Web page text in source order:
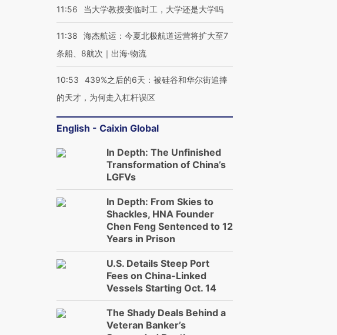
11:56 当大学教授变临时工，大学还是大学吗
11:38
海杰航运：今夏北极航道运营将扩大至7
条船、8航次｜出海·物流
10:53
439%之后的6天：被硅谷和华尔街追捧
的天才，为何走入杠杆误区
English - Caixin Global
In Depth: The Unfinished
Transformation of China’s
LGFVs
In Depth: From Skies to
Shackles, HNA Founder
Chen Feng Sentenced to 12
Years in Prison
U.S. Details Steep Port
Fees on China-Linked
Vessels Starting Oct. 14
The Shady Deals Behind a
Veteran Banker’s